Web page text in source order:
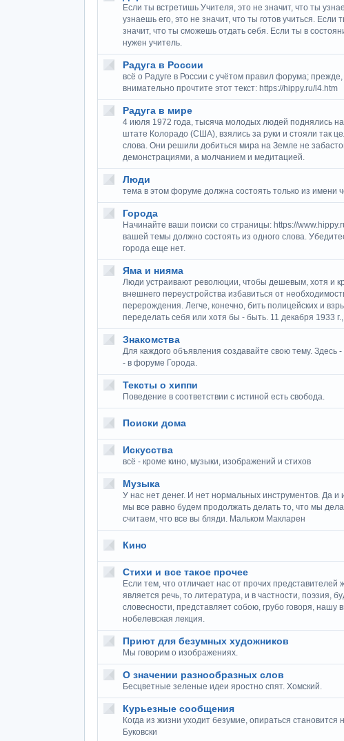
Если ты встретишь Учителя, это не значит, что ты
узнаешь его, это не значит, что ты готов учиться. Если
значит, что ты сможешь отдать себя. Если ты в
нужен учитель.
Радуга в России
всё о Радуге в России с учётом правил форума;
внимательно прочтите этот текст: https://hippy.ru/l4.htm
Радуга в мире
4 июля 1972 года, тысяча молодых людей поднялись
штате Колорадо (США), взялись за руки и стояли так
слова. Они решили добиться мира на Земле не
демонстрациями, а молчанием и медитацией.
Люди
тема в этом форуме должна состоять только из имени
Города
Начинайте ваши поиски со страницы: https://
вашей темы должно состоять из одного слова.
города еще нет.
Яма и нияма
Люди устраивают революции, чтобы дешевым, хотя и
внешнего переустройства избавиться от
перерождения. Легче, конечно, бить полицейских и
переделать себя или хотя бы - быть. 11 декабря 1933
Знакомства
Для каждого объявления создавайте свою тему. Здесь
- в форуме Города.
Тексты о хиппи
Поведение в соответствии с истиной есть свобода.
Поиски дома
Искусства
всё - кроме кино, музыки, изображений и стихов
Музыка
У нас нет денег. И нет нормальных инструментов. Да
мы все равно будем продолжать делать то, что мы
считаем, что все вы бляди. Мальком Макларен
Кино
Стихи и все такое прочее
Если тем, что отличает нас от прочих представителей
является речь, то литература, и в частности, поэзия,
словесности, представляет собою, грубо говоря, нашу
нобелевская лекция.
Приют для безумных художников
Мы говорим о изображениях.
О значении разнообразных слов
Бесцветные зеленые идеи яростно спят. Хомский.
Курьезные сообщения
Когда из жизни уходит безумие, опираться становится
Буковски